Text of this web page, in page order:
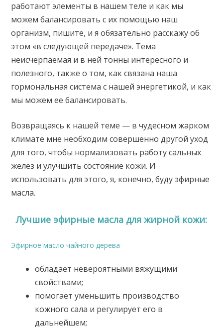
работают элементы в нашем теле и как мы
можем балансировать с их помощью наш
организм, пишите, и я обязательно расскажу об
этом «в следующей передаче». Тема
неисчерпаемая и в ней тонны интересного и
полезного, также о том, как связана наша
гормональная система с нашей энергетикой, и как
мы можем ее балансировать.
Возвращаясь к нашей теме — в чудесном жарком
климате мне необходим совершенно другой уход
для того, чтобы нормализовать работу сальных
желез и улучшить состояние кожи. И
использовать для этого, я, конечно, буду эфирные
масла.
Лучшие эфирные масла для жирной кожи:
Эфирное масло чайного дерева
обладает невероятными вяжущими
свойствами;
помогает уменьшить производство
кожного сала и регулирует его в
дальнейшем;